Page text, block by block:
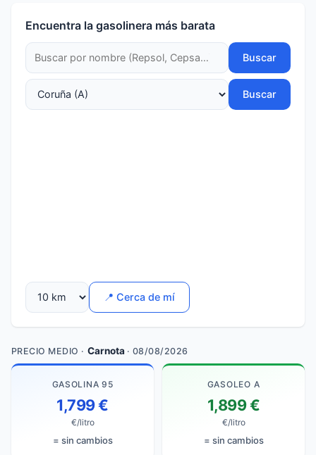
Encuentra la gasolinera más barata
Buscar
Buscar
📍 Cerca de mí
PRECIO MEDIO · Carnota · 08/08/2026
GASOLINA 95
1,799 €
€/litro
= sin cambios
GASOLEO A
1,899 €
€/litro
= sin cambios